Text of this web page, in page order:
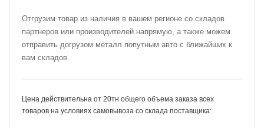
Отгрузим товар из наличия в вашем регионе со складов
партнеров или производителей напрямую, а также можем
отправить догрузом металл попутным авто с ближайших к
вам складов.
Цена действительна от 20тн общего объема заказа всех
товаров на условиях самовывоза со склада поставщика: